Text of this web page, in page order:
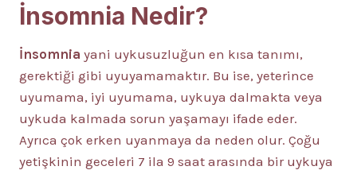
İnsomnia Nedir?
İnsomnia yani uykusuzluğun en kısa tanımı,
gerektiği gibi uyuyamamaktır. Bu ise, yeterince
uyumama, iyi uyumama, uykuya dalmakta veya
uykuda kalmada sorun yaşamayı ifade eder.
Ayrıca çok erken uyanmaya da neden olur. Çoğu
yetişkinin geceleri 7 ila 9 saat arasında bir uykuya